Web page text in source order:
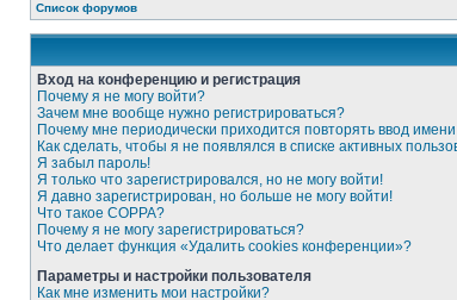
Список форумов
Вход на конференцию и регистрация
Почему я не могу войти?
Зачем мне вообще нужно регистрироваться?
Почему мне периодически приходится повторять ввод
Как сделать, чтобы я не появлялся в списке активных
Я забыл пароль!
Я только что зарегистрировался, но не могу войти!
Я давно зарегистрирован, но больше не могу войти!
Что такое COPPA?
Почему я не могу зарегистрироваться?
Что делает функция «Удалить cookies конференции»?
Параметры и настройки пользователя
Как мне изменить мои настройки?